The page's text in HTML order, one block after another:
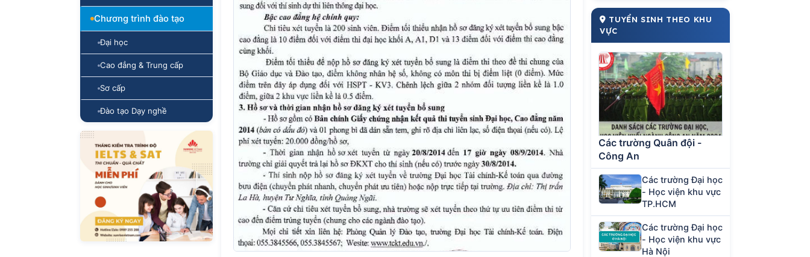
Chương trình đào tạo
Đại học
Cao đẳng & Trung cấp
Sơ cấp
Đào tạo Dạy nghề
TUYỂN SINH THEO KHU
VỰC
Các trường Quân đội -
Công An
Các trường Đại học
- Học viện khu vực
TP.HCM
Các trường Đại học
- Học viện khu vực
Hà Nội